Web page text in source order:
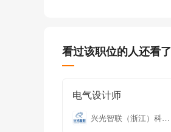
看过该职位的人还看了
电气设计师
兴光智联（浙江）科技有限公司